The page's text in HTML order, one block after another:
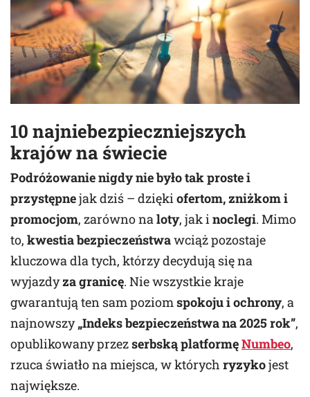
10 najniebezpieczniejszych
krajów na świecie
Podróżowanie nigdy nie było tak proste i
przystępnejak dziś – dzięki ofertom, zniżkom i
promocjom, zarówno na loty, jak i noclegi. Mimo
to, kwestia bezpieczeństwawciąż pozostaje
kluczowa dla tych, którzy decydują się na
wyjazdyza granicę. Nie wszystkie kraje
gwarantują ten sam poziomspokoju i ochrony, a
najnowszy„Indeks bezpieczeństwa na 2025 rok”,
opublikowany przezserbską platformęNumbeo,
rzuca światło na miejsca, w których ryzykojest
największe.